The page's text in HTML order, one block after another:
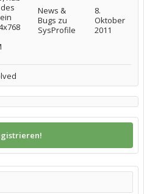
News &
Bugs zu
SysProfile
8.
Oktober
2011